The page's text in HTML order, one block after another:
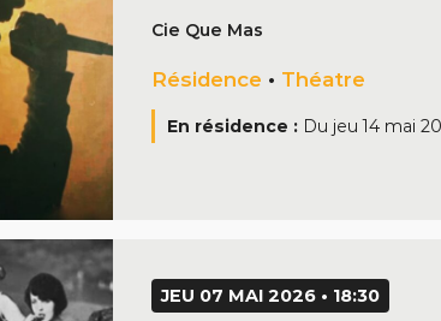
Cie Que Mas
Résidence • Théatre
En résidence : Du jeu 14 mai
JEU 07 MAI 2026 • 18:30